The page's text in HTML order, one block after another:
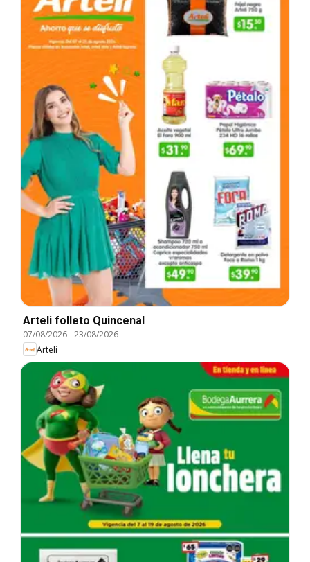
Arteli folleto Quincenal
07/08/2026-23/08/2026
Arteli